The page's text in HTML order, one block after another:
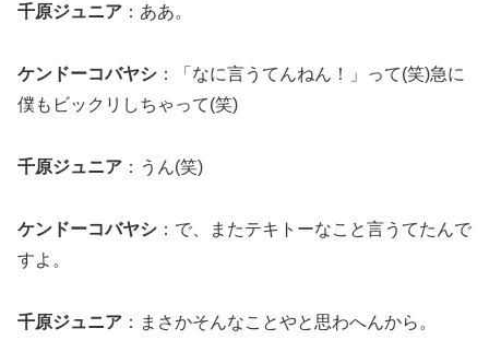
千原ジュニア ：ああ。
ケンドーコバヤシ ：「なに言うてんねん！」って(笑)急に
僕もビックリしちゃって(笑)
千原ジュニア ：うん(笑)
ケンドーコバヤシ ：で、またテキトーなこと言うてたんで
すよ。
千原ジュニア ：まさかそんなことやと思わへんから。